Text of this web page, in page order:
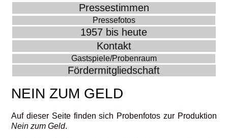
Pressestimmen
Pressefotos
1957 bis heute
Kontakt
Gastspiele/Probenraum
Fördermitgliedschaft
NEIN ZUM GELD
Auf dieser Seite finden sich Probenfotos zur Produktion
Nein zum Geld.